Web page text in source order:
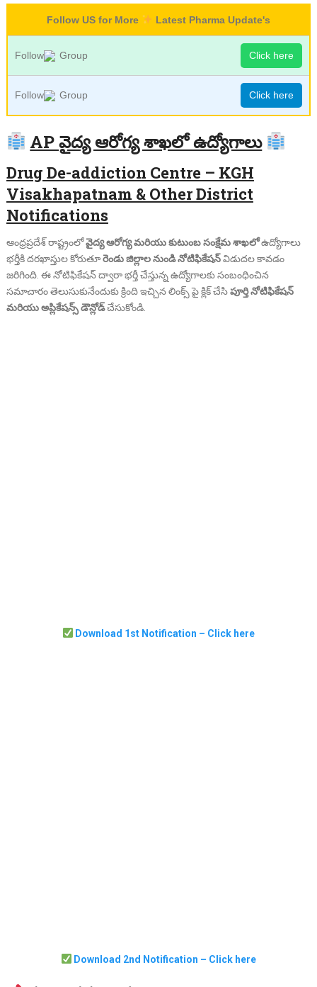
Follow US for More Latest Pharma Update's
Follow Group Click here
Follow Group Click here
AP వైద్య ఆరోగ్య శాఖలో ఉద్యోగాలు
Drug De-addiction Centre – KGH
Visakhapatnam & Other District
Notifications
ఆంధ్రప్రదేశ్ రాష్ట్రంలోవైద్య ఆరోగ్య మరియు కుటుంబ సంక్షేమ శాఖలోఉద్యోగాలు
భర్తీకి దరఖాస్తుల కోరుతూరెండు జిల్లాల నుండి నోటిఫికేషన్విడుదల కావడం
జరిగింది. ఈ నోటిఫికేషన్ ద్వారా భర్తీ చేస్తున్న ఉద్యోగాలకు సంబంధించిన
సమాచారం తెలుసుకునేందుకు క్రింది ఇచ్చిన లింక్స్ పై క్లిక్ చేసిపూర్తి నోటిఫికేషన్
మరియు అప్లికేషన్స్ డౌన్లోడ్చేసుకోండి.
Download 1st Notification – Click here
Download 2nd Notification – Click here